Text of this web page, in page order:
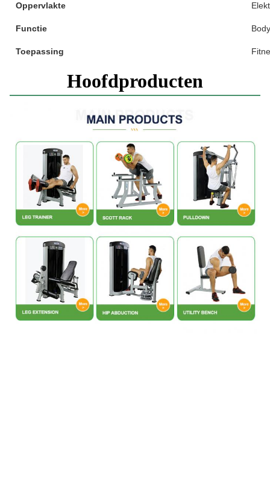
Oppervlakte
Functie
Toepassing
Hoofdproducten